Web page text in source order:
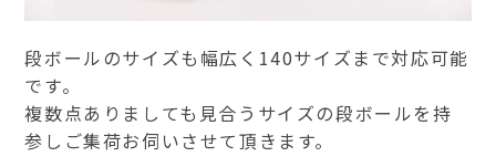
段ボールのサイズも幅広く140サイズまで対応可能
です。
複数点ありましても見合うサイズの段ボールを持
参しご集荷お伺いさせて頂きます。